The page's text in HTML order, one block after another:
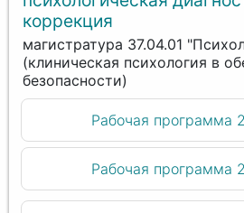
коррекция
магистратура 37.04.01
(клиническая психология в
безопасности)
Рабочая программа
Рабочая программа